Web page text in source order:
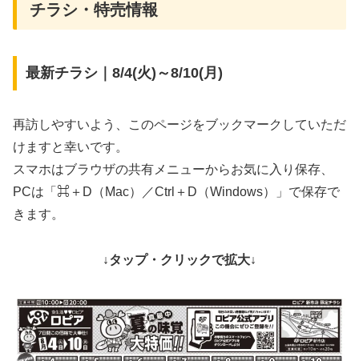
チラシ・特売情報
最新チラシ｜8/4(火)～8/10(月)
再訪しやすいよう、このページをブックマークしていただ
けますと幸いです。
スマホはブラウザの共有メニューからお気に入り保存、
PCは「⌘＋D（Mac）／Ctrl＋D（Windows）」で保存で
きます。
↓タップ・クリックで拡大↓